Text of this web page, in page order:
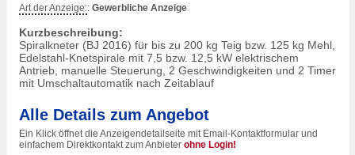
Art der Anzeige:: Gewerbliche Anzeige
Kurzbeschreibung:
Spiralkneter (BJ 2016) für bis zu 200 kg Teig bzw. 125 kg Mehl,
Edelstahl-Knetspirale mit 7,5 bzw. 12,5 kW elektrischem
Antrieb, manuelle Steuerung, 2 Geschwindigkeiten und 2 Timer
mit Umschaltautomatik nach Zeitablauf
Alle Details zum Angebot
Ein Klick öffnet die Anzeigendetailseite mit Email-Kontaktformular und
einfachem Direktkontakt zum Anbieter ohne Login!